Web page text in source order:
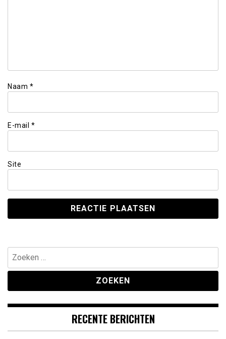
Naam *
E-mail *
Site
Zoeken
naar:
RECENTE BERICHTEN